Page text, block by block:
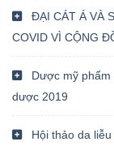
ĐẠI CÁT Á VÀ
COVID VÌ CỘNG
Dược mỹ phẩm
dược 2019
Hội thảo da